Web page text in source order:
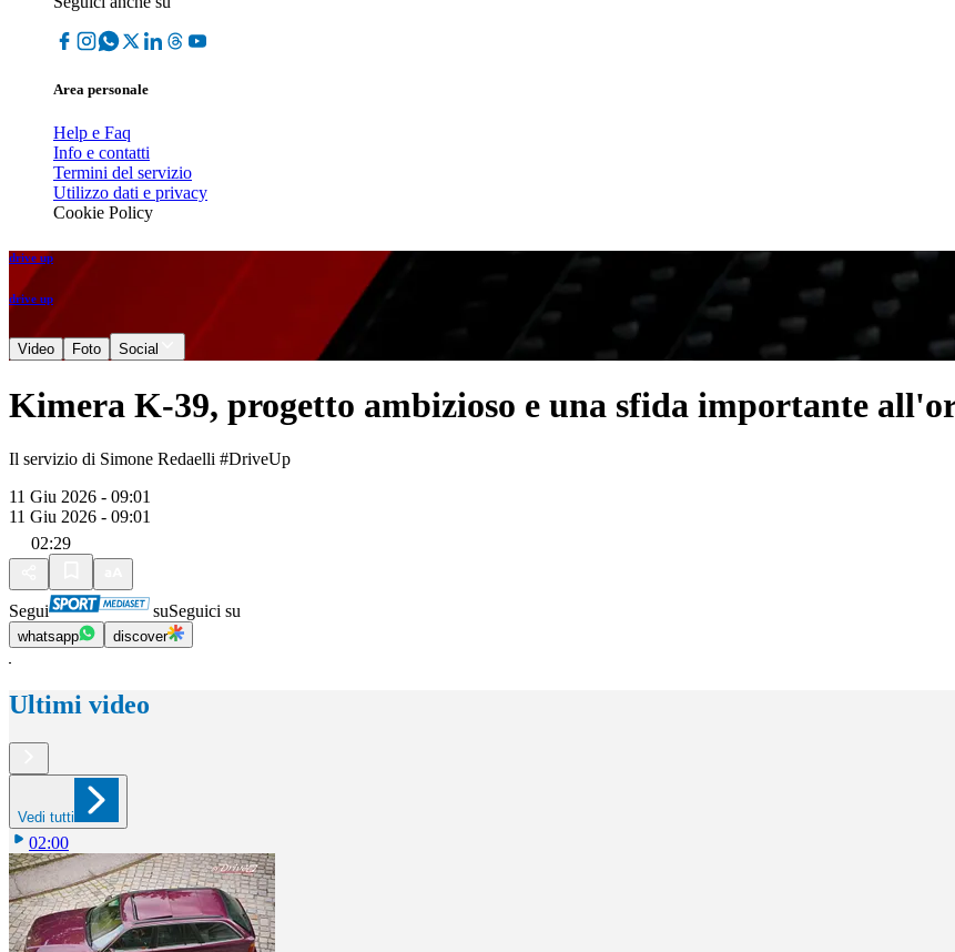
Area personale
Help e Faq
Info e contatti
Termini del servizio
Utilizzo dati e privacy
Cookie Policy
drive up
drive up
Video Foto Social
Kimera K-39, progetto ambizioso e una sfida importante
Il servizio di Simone Redaelli #DriveUp
11 Giu 2026 - 09:01
11 Giu 2026 - 09:01
02:29
Segui suSeguici su
whatsapp discover
Ultimi video
Vedi tutti
02:00